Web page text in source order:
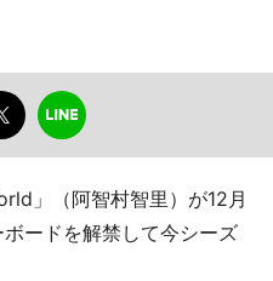
」（阿智村智里）が12月
ードを解禁して今シーズ